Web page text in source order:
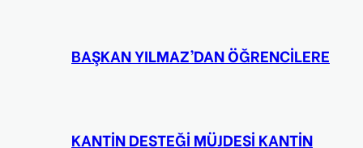
BAŞKAN YILMAZ’DAN ÖĞRENCİLERE
KANTİN DESTEĞİ MÜJDESİ KANTİN